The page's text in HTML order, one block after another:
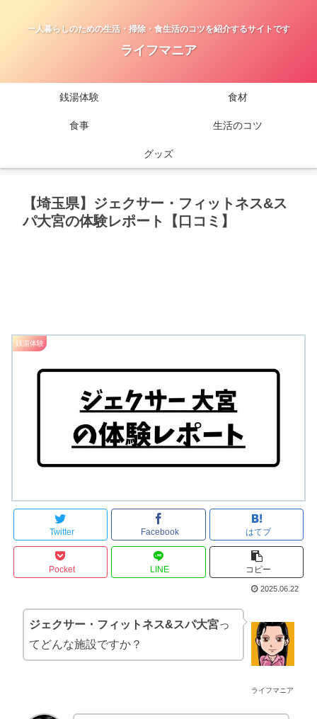
一人暮らしのための生活・掃除・食生活のコツを紹介するサイトです
ライフマニア
銭湯体験 食材
食事 生活のコツ
グッズ
【埼玉県】ジェクサー・フィットネス&ス
パ大宮の体験レポート【口コミ】
銭湯体験
Twitter Facebook はてブ
Pocket LINE コピー
2025.06.22
ライフマニア
ジェクサー・フィットネス&スパ大宮っ
てどんな施設ですか？